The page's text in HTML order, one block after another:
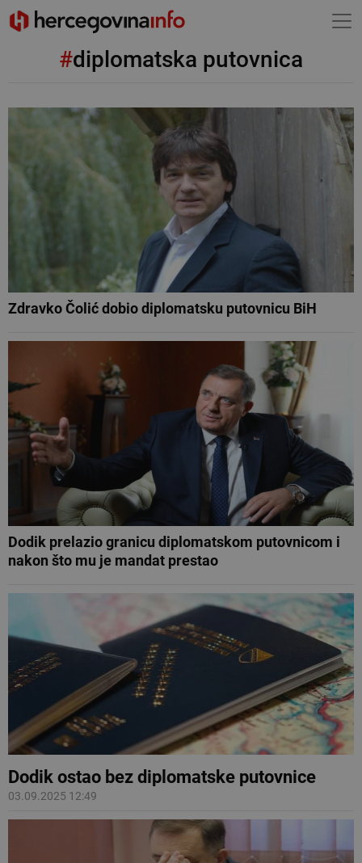
#diplomatska putovnica
Zdravko Čolić dobio diplomatsku putovnicu BiH
Dodik prelazio granicu diplomatskom putovnicom i
nakon što mu je mandat prestao
Dodik ostao bez diplomatske putovnice
03.09.2025 12:49